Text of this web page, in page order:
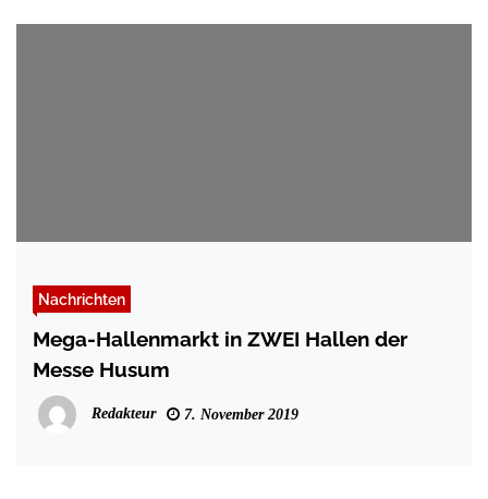
Nachrichten
Mega-Hallenmarkt in ZWEI Hallen der
Messe Husum
Redakteur 7. November 2019